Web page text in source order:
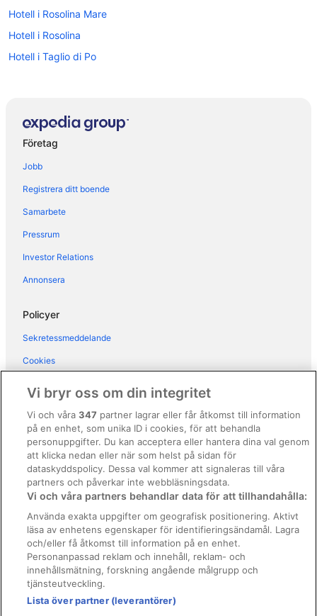
Hotell i Rosolina Mare
Hotell i Rosolina
Hotell i Taglio di Po
Företag
Jobb
Registrera ditt boende
Samarbete
Pressrum
Investor Relations
Annonsera
Policyer
Sekretessmeddelande
Cookies
Regler och villkor för Vrbo
Tillgänglighetsanpassning
Juridisk information/Kontakta oss
Riktlinjer för innehåll och anmäla innehåll
Hjälp
Kontakta oss
Avboka eller ändra din bokning
Boka ett flyg med flygbolagskredit
Vi bryr oss om din integritet
Vi och våra347 partner lagrar eller får åtkomst till information
på en enhet, som unika ID i cookies, för att behandla
personuppgifter. Du kan acceptera eller hantera dina val genom
att klicka nedan eller när som helst på sidan för
dataskyddspolicy. Dessa val kommer att signaleras till våra
partners och påverkar inte webbläsningsdata.
Vi och våra partners behandlar data för att tillhandahålla:
Använda exakta uppgifter om geografisk positionering. Aktivt
läsa av enhetens egenskaper för identifieringsändamål. Lagra
och/eller få åtkomst till information på en enhet.
Personanpassad reklam och innehåll, reklam- och
innehållsmätning, forskning angående målgrupp och
tjänsteutveckling.
Lista över partner (leverantörer)